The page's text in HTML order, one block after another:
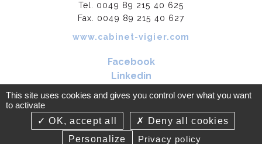
Tel. 0049 89 215 40 625
Fax. 0049 89 215 40 627
www.cabinet-vigier.com
Facebook
Linkedin
©2018-26 Daumas-Wilson & Associés - Copyright, tous droits
réservés - Conception Absolute Communication Réalisation Answeb
This site uses cookies and gives you control over what you want
to activate
OK, accept all
Deny all cookies
Personalize
Privacy policy